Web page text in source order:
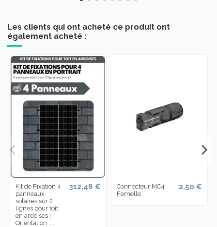
Les clients qui ont acheté ce produit ont
également acheté :
Kit de Fixation 4
panneaux
solaires sur 2
lignes pour toit
en ardoises |
Orientation :...
312,48 €
Connecteur MC4
Femelle
2,50 €